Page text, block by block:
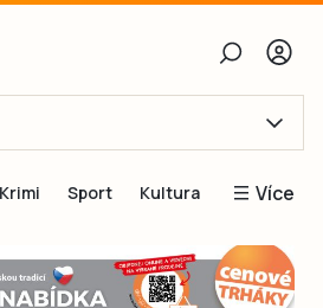
Obnovit heslo
Krimi Sport Kultura Více
Inspirace